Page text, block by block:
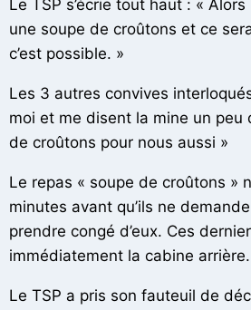
Le TSP s’écrie tout haut : «
une soupe de croûtons et ce
c’est possible. »
Les 3 autres convives
moi et me disent la mine un peu
de croûtons pour nous aussi »
Le repas « soupe de croûtons »
minutes avant qu’ils ne
prendre congé d’eux. Ces
immédiatement la cabine arrière.
Le TSP a pris son fauteuil de